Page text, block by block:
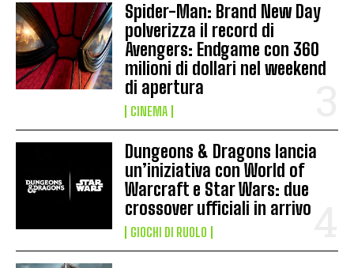
Spider-Man: Brand New Day
polverizza il record di
Avengers: Endgame con 360
milioni di dollari nel weekend
di apertura
CINEMA
Dungeons & Dragons lancia
un’iniziativa con World of
Warcraft e Star Wars: due
crossover ufficiali in arrivo
GIOCHI DI RUOLO